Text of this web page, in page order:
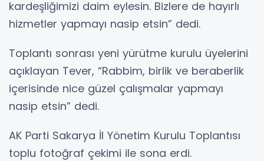
kardeşliğimizi daim eylesin. Bizlere de hayırlı
hizmetler yapmayı nasip etsin” dedi.
Toplantı sonrası yeni yürütme kurulu üyelerini
açıklayan Tever, “Rabbim, birlik ve beraberlik
içerisinde nice güzel çalışmalar yapmayı
nasip etsin” dedi.
AK Parti Sakarya İl Yönetim Kurulu Toplantısı
toplu fotoğraf çekimi ile sona erdi.